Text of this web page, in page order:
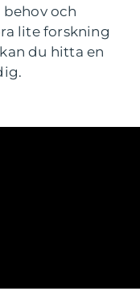
och
lite forskning
du hitta en